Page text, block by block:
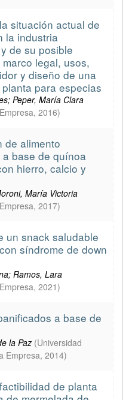
situación actual de
la industria
de su posible
legal, usos,
y diseño de una
para especias
Peper, María Clara
, 2016)
de alimento
base de quínoa
hierro, calcio y
María Victoria
, 2017)
un snack saludable
síndrome de down
Ramos, Lara
, 2021)
a base de
la Paz (Universidad
Empresa, 2014)
de planta